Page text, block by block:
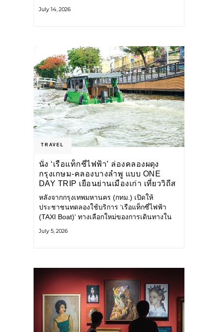
ดังจากกรุงโซล นำโดยเชฟอึนจอง
July 14, 2026
TRAVEL
นั่ง ‘เรือแท็กซี่ไฟฟ้า’ ล่องคลองผดุง
กรุงเกษม-คลองบางลำพู แบบ ONE
DAY TRIP เยือนย่านเมืองเก่า เที่ยววิถีส
โลว์ไลฟ์แบบรักษ์โลก
หลังจากกรุงเทพมหานคร (กทม.) เปิดให้
ประชาชนทดลองใช้บริการ ‘เรือแท็กซี่ไฟฟ้า
(TAXI Boat)’ ทางเลือกใหม่ของการเดินทางใน
แวดล้อม ผ่านแอปพลิเคชัน MuvMi (มูฟมี)
July 5, 2026